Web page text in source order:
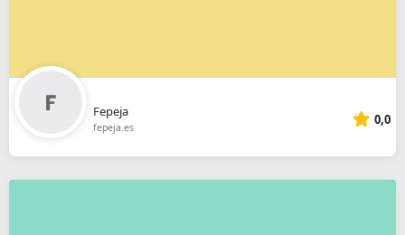
Fepeja
fepeja.es 0,0